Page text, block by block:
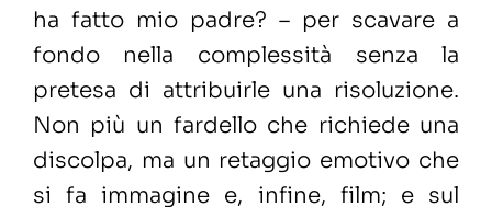
ha fatto mio padre? – per scavare a
fondo nella complessità senza la
pretesa di attribuirle una risoluzione.
Non più un fardello che richiede una
discolpa, ma un retaggio emotivo che
si fa immagine e, infine, film; e sul